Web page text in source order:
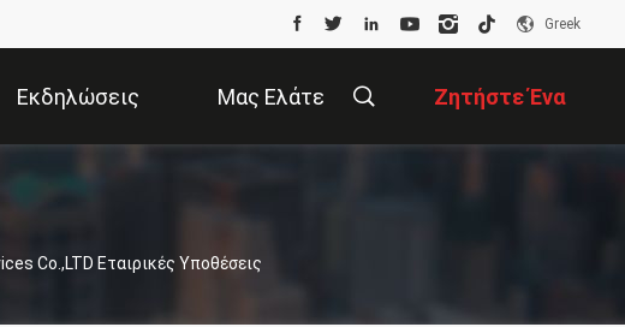
Greek
Εκδηλώσεις Μας Ελάτε Ζητήστε Ένα
Απόσπασμα
Co.,LTD Εταιρικές Υποθέσεις